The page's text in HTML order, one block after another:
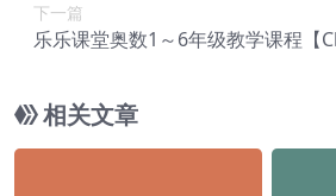
下一篇
乐乐课堂奥数1～6年级教学课程【
相关文章